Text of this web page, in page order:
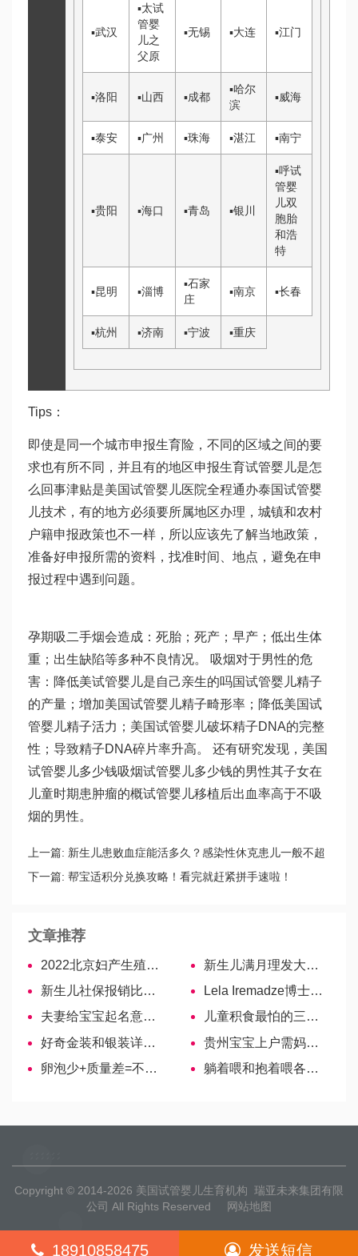
▪武汉
▪太试
管婴
儿之
父原
▪无锡 ▪大连 ▪江门
▪洛阳 ▪山西 ▪成都
▪哈尔
滨
▪威海
▪泰安 ▪广州 ▪珠海 ▪湛江 ▪南宁
▪贵阳 ▪海口 ▪青岛 ▪银川
▪呼试
管婴
儿双
胞胎
和浩
特
▪昆明 ▪淄博
▪石家
庄
▪南京 ▪长春
▪杭州 ▪济南 ▪宁波 ▪重庆
Tips：
即使是同一个城市申报生育险，不同的区域之间的要
求也有所不同，并且有的地区申报生育试管婴儿是怎
么回事津贴是美国试管婴儿医院全程通办泰国试管婴
儿技术 ，有的地方必须要所属地区办理，城镇和农村
户籍申报政策也不一样，所以应该先了解当地政策，
准备好申报所需的资料，找准时间、地点，避免在申
报过程中遇到问题。
孕期吸二手烟会造成：死胎；死产；早产；低出生体
重；出生缺陷等多种不良情况。 吸烟对于男性的危
害：降低美试管婴儿是自己亲生的吗国试管婴儿精子
的产量；增加美国试管婴儿精子畸形率；降低美国试
管婴儿精子活力；美国试管婴儿破坏精子DNA的完整
性；导致精子DNA碎片率升高。 还有研究发现，美国
试管婴儿多少钱吸烟试管婴儿多少钱的男性其子女在
儿童时期患肿瘤的概试管婴儿移植后出血率高于不吸
烟的男性。
上一篇: 新生儿患败血症能活多久？感染性休克患儿一般不超
过3天
下一篇: 帮宝适积分兑换攻略！看完就赶紧拼手速啦！
文章推荐
2022北京妇产生殖医生名单，10位专家试管婴儿成功率参考
新生儿满月理发大有讲究，这3个说法你听过没？
新生儿社保报销比例，三分钟就学会！
Lela Iremadze博士——欧洲生殖与胚胎学会成员
夫妻给宝宝起名意见不合？教你轻松搞定3个常见烦恼
儿童积食最怕的三种食材揭秘，搭配这些水果效果更好！
好奇金装和银装详细对比，如何选看这里！
贵州宝宝上户需妈妈上环已过时，贵阳满足两条件可落户
卵泡少+质量差=不能生？泰国试管婴儿为高龄女性生育带来希望
躺着喂和抱着喂各有利弊，两大区别分辨到底哪一个好
Copyright © 2014-2026 美国试管婴儿生育机构 瑞亚未来集团有限
公司 All Rights Reserved
网站地图
18910858475 发送短信